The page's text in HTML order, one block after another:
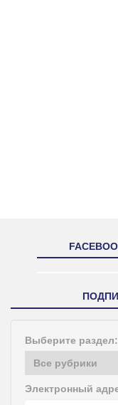
Выберите раздел:
Электронный